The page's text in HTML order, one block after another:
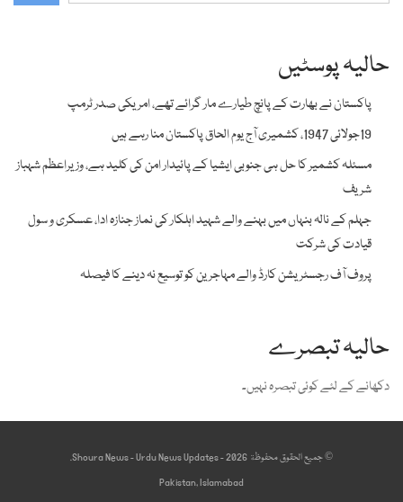
حالیہ پوسٹیں
پاکستان نے بھارت کے پانچ طیارے مار گرائے تھے، امریکی صدر ٹرمپ
19جولائی 1947، کشمیری آج یوم الحاق پاکستان منا رہے ہیں
مسئلہ کشمیر کا حل ہی جنوبی ایشیا کے پائیدار امن کی کلید ہے، وزیراعظم شہباز
شریف
جہلم کے نالہ بنہاں میں بہنے والے شہید اہلکار کی نماز جنازہ ادا، عسکری و سول
قیادت کی شرکت
پروف آف رجسٹریشن کارڈ والے مہاجرین کو توسیع نہ دینے کا فیصلہ
حالیہ تبصرے
دکھانے کے لئے کوئی تبصرہ نہیں۔
© جميع الحقوق محفوظة 2026 - Shoura News - Urdu News Updates.
Pakistan, Islamabad